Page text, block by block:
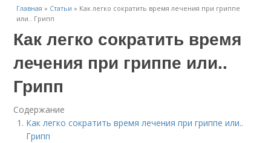
Главная » Статьи » Как легко сократить время лечения при гриппе
или.. Грипп
Как легко сократить время
лечения при гриппе или..
Грипп
Содержание
Как легко сократить время лечения при гриппе или..
Грипп